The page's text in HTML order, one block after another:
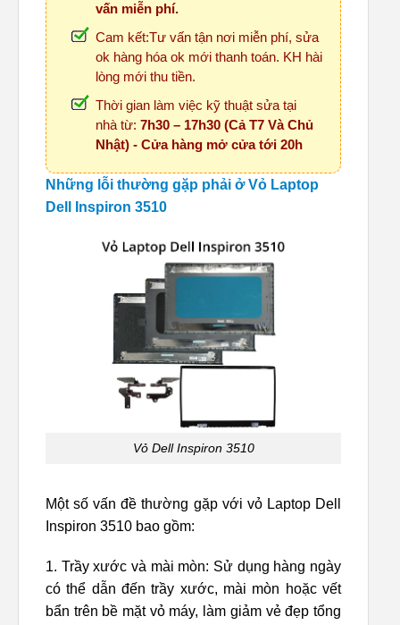
vấn miễn phí.
Cam kết:Tư vấn tận nơi miễn phí, sửa
ok hàng hóa ok mới thanh toán. KH hài
lòng mới thu tiền.
Thời gian làm việc kỹ thuật sửa tại
nhà từ: 7h30 – 17h30 (Cả T7 Và Chủ
Nhật) - Cửa hàng mở cửa tới 20h
Những lỗi thường gặp phải ở Vỏ Laptop
Dell Inspiron 3510
Vỏ Dell Inspiron 3510
Một số vấn đề thường gặp với vỏ Laptop Dell
Inspiron 3510 bao gồm:
1. Trầy xước và mài mòn: Sử dụng hàng ngày
có thể dẫn đến trầy xước, mài mòn hoặc vết
bẩn trên bề mặt vỏ máy, làm giảm vẻ đẹp tổng